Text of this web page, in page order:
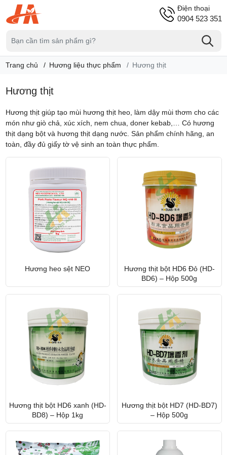
Điện thoại
0904 523 351
Trang chủ Hương liệu thực phẩm Hương thịt
Hương thịt
Hương thịt giúp tạo mùi hương thịt heo, làm dậy mùi thơm cho các
món như giò chả, xúc xích, nem chua, doner kebab,… Có hương
thịt dạng bột và hương thịt dạng nước. Sản phẩm chính hãng, an
toàn, đầy đủ giấy tờ vệ sinh an toàn thực phẩm.
Hương heo sệt NEO
Hương thịt bột HD6 Đỏ (HD-
BD6) – Hộp 500g
Hương thịt bột HD6 xanh (HD-
BD8) – Hộp 1kg
Hương thịt bột HD7 (HD-BD7)
– Hộp 500g